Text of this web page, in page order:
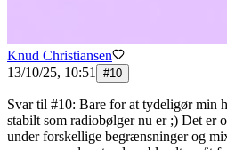
Knud Christiansen
13/10/25, 10:51
#10
Svar til #10: Bare for at tydeligør min
stabilt som radiobølger nu er ;) Det er
under forskellige begrænsninger og